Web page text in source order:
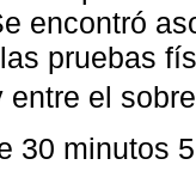
encontró
pruebas
el
30 minutos